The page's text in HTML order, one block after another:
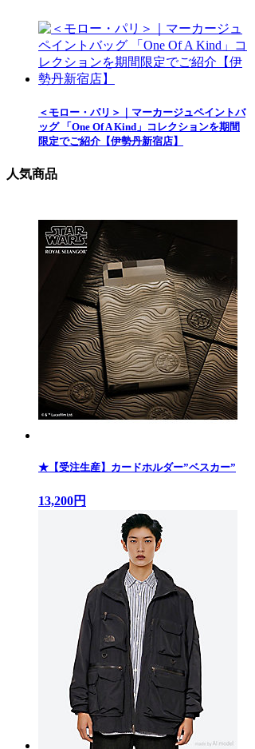
＜モロー・パリ＞｜マーカージュペイントバ
ッグ 「One Of A Kind」コレクションを期間
限定でご紹介【伊勢丹新宿店】
人気商品
★【受注生産】カードホルダー”ベスカー”
13,200円